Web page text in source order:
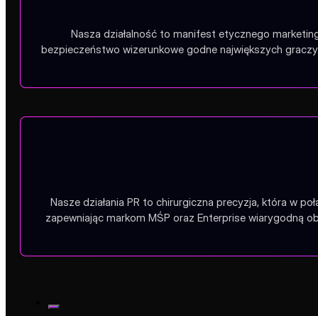
Nasza działalność to manifest etycznego
bezpieczeństwo wizerunkowe godne największych
Nasze działania PR to chirurgiczna precyzja, która w
zapewniając markom MŚP oraz Enterprise wiarygodną